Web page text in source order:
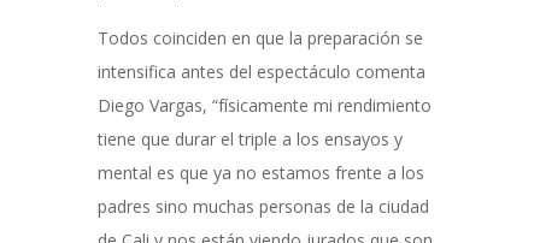
Todos coinciden en que la preparación se
intensifica antes del espectáculo comenta
Diego Vargas, “físicamente mi rendimiento
tiene que durar el triple a los ensayos y
mental es que ya no estamos frente a los
padres sino muchas personas de la ciudad